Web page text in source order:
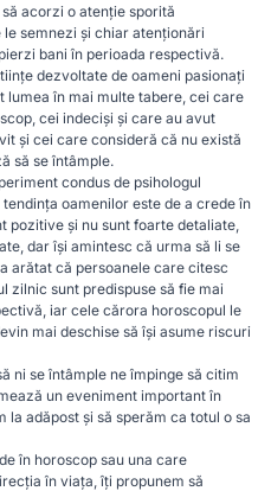
acorzi o atenție sporită
semnezi și chiar atenționări
bani în perioada respectivă.
dezvoltate de oameni pasionați
în mai multe tabere, cei care
cei indeciși și care au avut
și cei care consideră că nu există
să se întâmple.
condus de psihologul
oamenilor este de a crede în
pozitive și nu sunt foarte detaliate,
dar își amintesc că urma să li se
arătat că persoanele care citesc
zilnic sunt predispuse să fie mai
iar cele cărora horoscopul le
mai deschise să își asume riscuri
ni se întâmple ne împinge să citim
un eveniment important în
adăpost și să sperăm ca totul o sa
în horoscop sau una care
în viața, îți propunem să